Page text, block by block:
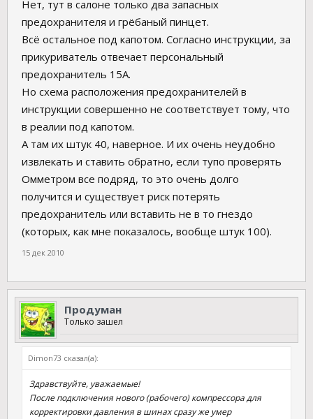
Нет, тут в салоне только два запасных
предохранителя и грёбаный пинцет.
Всё остальное под капотом. Согласно инструкции, за
прикуриватель отвечает персональный
предохранитель 15А.
Но схема расположения предохранителей в
инструкции совершенно не соответствует тому, что
в реалии под капотом.
А там их штук 40, наверное. И их очень неудобно
извлекать и ставить обратно, если тупо проверять
Омметром все подряд, то это очень долго
получится и существует риск потерять
предохранитель или вставить не в то гнездо
(которых, как мне показалось, вообще штук 100).
15 дек 2010
Продуман
Только зашел
Dimon73 сказал(а):
Здравствуйте, уважаемые!
После подключения нового (рабочего) компрессора для
корректировки давления в шинах сразу же умер